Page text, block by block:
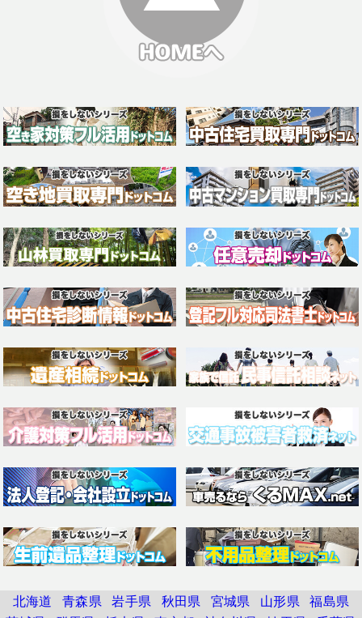
北海道 青森県 岩手県 秋田県 宮城県 山形県 福島県